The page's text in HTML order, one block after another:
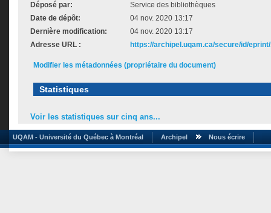
Déposé par:
Service des bibliothèques
Date de dépôt:
04 nov. 2020 13:17
Dernière modification:
04 nov. 2020 13:17
Adresse URL :
https://archipel.uqam.ca/secure/id/
Modifier les métadonnées (propriétaire du document)
Statistiques
Voir les statistiques sur cinq ans...
UQAM - Université du Québec à Montréal Archipel Nous écrire